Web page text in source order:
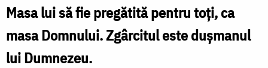
Masa lui să fie pregătită pentru toţi, ca
masa Domnului. Zgârcitul este duşmanul
lui Dumnezeu.